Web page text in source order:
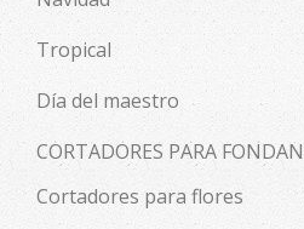
Tropical
Día del maestro
CORTADORES PARA
Cortadores para flores